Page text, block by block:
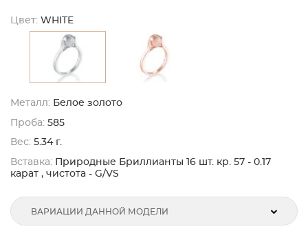
Цвет: WHITE
Металл: Белое золото
Проба: 585
Вес: 5.34 г.
Вставка: Природные Бриллианты 16 шт. кр. 57 - 0.17
карат , чистота - G/VS
ВАРИАЦИИ ДАННОЙ МОДЕЛИ